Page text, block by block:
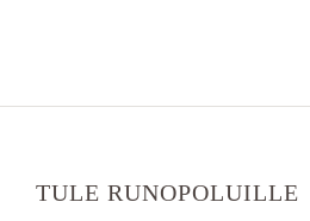
TULE RUNOPOLUILLE